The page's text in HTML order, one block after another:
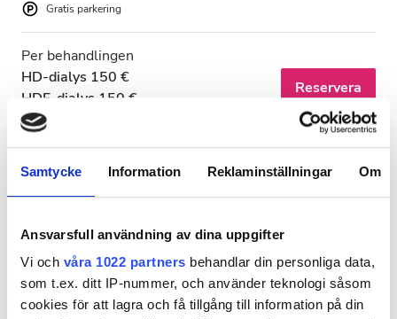
Samtycke Information Reklaminställningar Om
Ansvarsfull användning av dina uppgifter
Vi och våra 1022 partners behandlar din personliga data,
som t.ex. ditt IP-nummer, och använder teknologi såsom
cookies för att lagra och få tillgång till information på din
Förfriskningar
Gratis WiFi
TV-skärmar
Gratis parkering
0-100 EUR
100-200 EUR
Gratis parkering
Per behandlingen
HD-dialys 150 €
HDF-dialys 150 €
Reservera